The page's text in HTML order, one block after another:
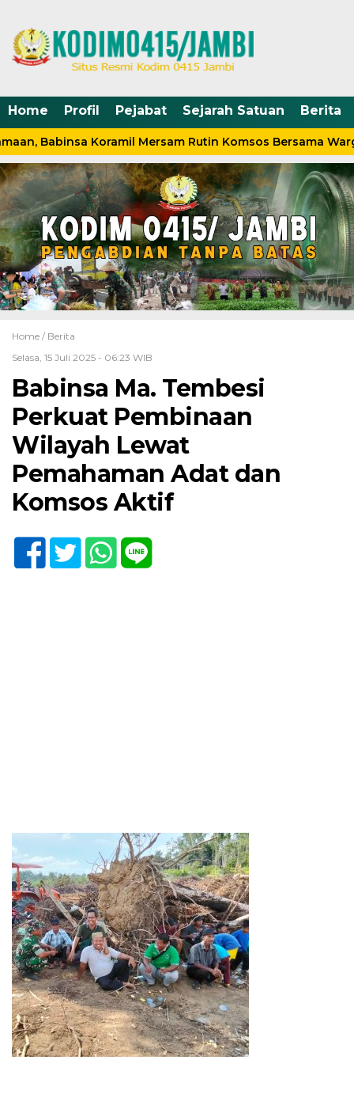
Home Profil Pejabat Sejarah Satuan Berita
Babinsa Koramil Mersam Rutin Komsos Bersama
Home / Berita
Selasa, 15 Juli 2025 - 06:23 WIB
Babinsa Ma. Tembesi
Perkuat Pembinaan
Wilayah Lewat
Pemahaman Adat dan
Komsos Aktif